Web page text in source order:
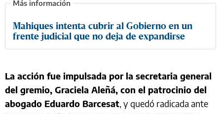
Mahiques intenta cubrir al Gobierno en un
frente judicial que no deja de expandirse
La acción fue impulsada por la secretaria general
del gremio, Graciela Aleñá, con el patrocinio del
abogado Eduardo Barcesat, y quedó radicada ante